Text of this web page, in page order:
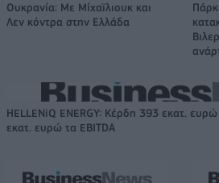
Ουκρανία: Με Μίχαϊλιουκ και
Λεν κόντρα στην Ελλάδα
HELLENiQ ENERGY: Κέρδη 393 εκατ.
εκατ. ευρώ τα EBITDA